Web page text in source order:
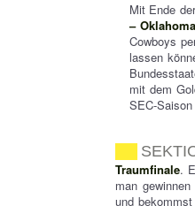
Mit Ende
–
Cowboys
lassen
mit dem
SEC-
Traumfinale.
man
und